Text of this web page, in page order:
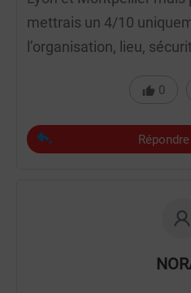
mettrais un 4/10
l’organisation, lieu,
0